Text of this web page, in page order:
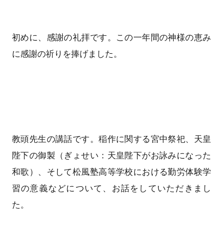
初めに、感謝の礼拝です。この一年間の神様の恵み
に感謝の祈りを捧げました。
教頭先生の講話です。稲作に関する宮中祭祀、天皇
陛下の御製（ぎょせい：天皇陛下がお詠みになった
和歌）、そして松風塾高等学校における勤労体験学
習の意義などについて、お話をしていただきまし
た。